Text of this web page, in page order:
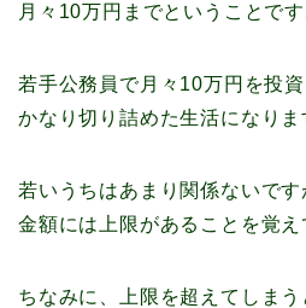
月々10万円までということです
若手公務員で月々10万円を投
かなり切り詰めた生活になりま
若いうちはあまり関係ないで
金額には上限があることを覚え
ちなみに、上限を超えてしま